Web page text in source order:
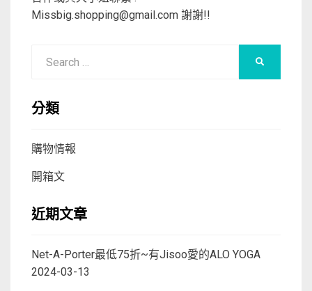
Missbig.shopping@gmail.com 謝謝!!
分類
購物情報
開箱文
近期文章
Net-A-Porter最低75折~有Jisoo愛的ALO YOGA
2024-03-13